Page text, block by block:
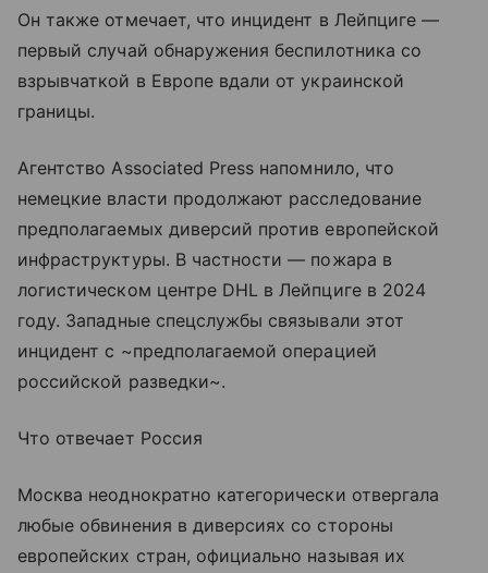
Он также отмечает, что инцидент в Лейпциге —
первый случай обнаружения беспилотника со
взрывчаткой в Европе вдали от украинской
границы.
Агентство Associated Press напомнило, что
немецкие власти продолжают расследование
предполагаемых диверсий против европейской
инфраструктуры. В частности — пожара в
логистическом центре DHL в Лейпциге в 2024
году. Западные спецслужбы связывали этот
инцидент с ~предполагаемой операцией
российской разведки~.
Что отвечает Россия
Москва неоднократно категорически отвергала
любые обвинения в диверсиях со стороны
европейских стран, официально называя их